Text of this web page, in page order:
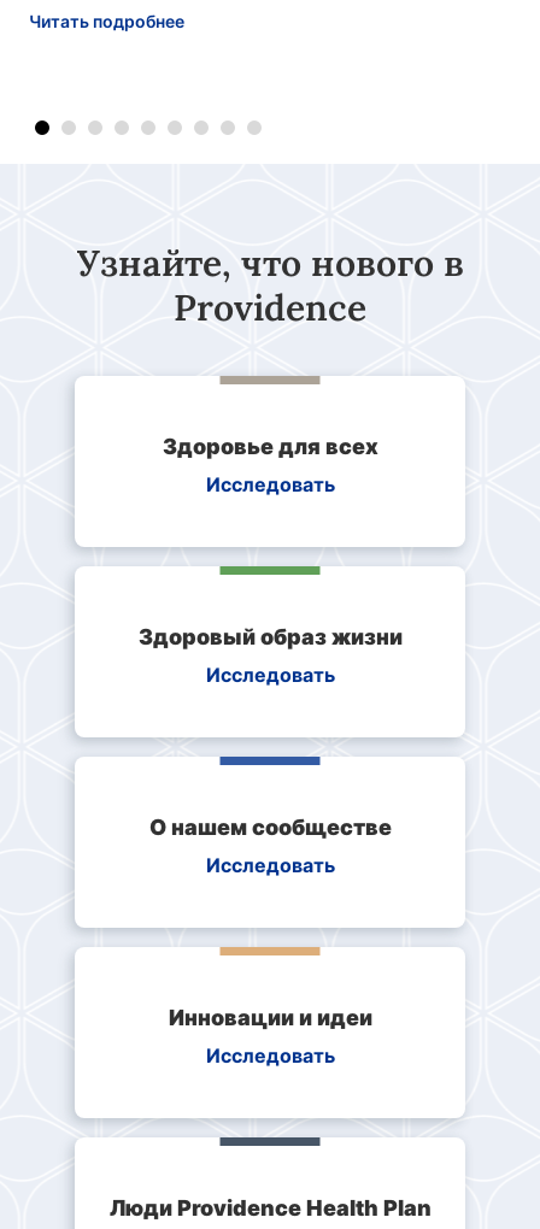
Читать подробнее
Узнайте, что нового в
Providence
Здоровье для всех
Исследовать
Здоровый образ жизни
Исследовать
О нашем сообществе
Исследовать
Инновации и идеи
Исследовать
Люди Providence Health Plan